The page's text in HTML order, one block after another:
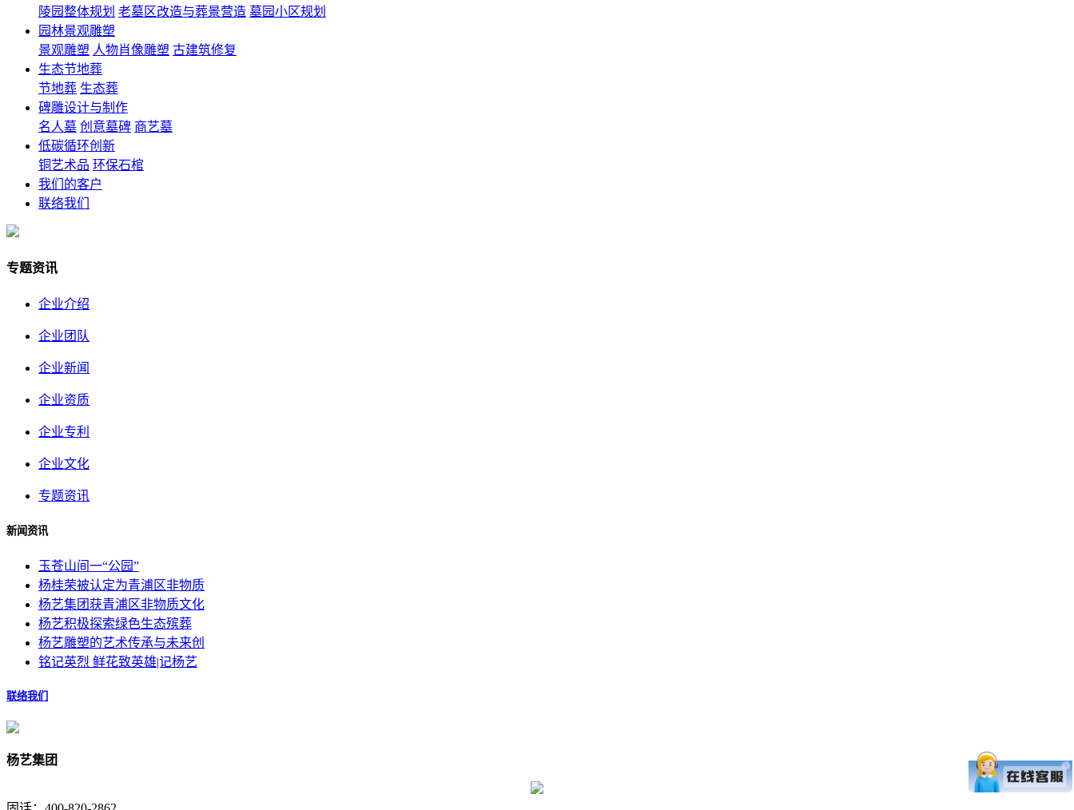
陵园整体规划 老墓区改造与葬景营造 墓园小区规划
园林景观雕塑
景观雕塑 人物肖像雕塑 古建筑修复
生态节地葬
节地葬 生态葬
碑雕设计与制作
名人墓 创意墓碑 商艺墓
低碳循环创新
铜艺术品 环保石棺
我们的客户
联络我们
专题资讯
企业介绍
企业团队
企业新闻
企业资质
企业专利
企业文化
专题资讯
新闻资讯
玉苍山间一“公园”
杨桂荣被认定为青浦区非物质
杨艺集团获青浦区非物质文化
杨艺积极探索绿色生态殡葬
杨艺雕塑的艺术传承与未来创
铭记英烈 鲜花致英雄|记杨艺
联络我们
杨艺集团